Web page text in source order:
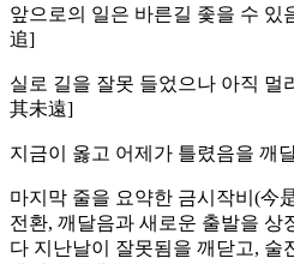
앞으로의 일은 바른길 좇을 수 있
追]
실로 길을 잘못 들었으나 아직 멀
其未遠]
지금이 옳고 어제가 틀렸음을 깨
마지막 줄을 요약한 금시작비(今
전환, 깨달음과 새로운 출발을 상
다 지난날이 잘못됨을 깨닫고, 술